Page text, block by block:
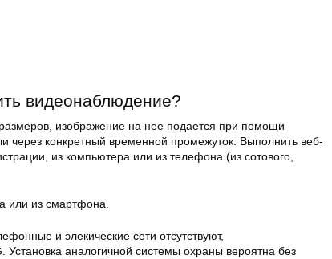
видеонаблюдение?
изображение на нее подается при помощи
через конкретный временной промежуток. Выполнить веб-
из компьютера или из телефона (из сотового,
или из смартфона.
и элекические сети отсутствуют,
аналогичной системы охраны вероятна без